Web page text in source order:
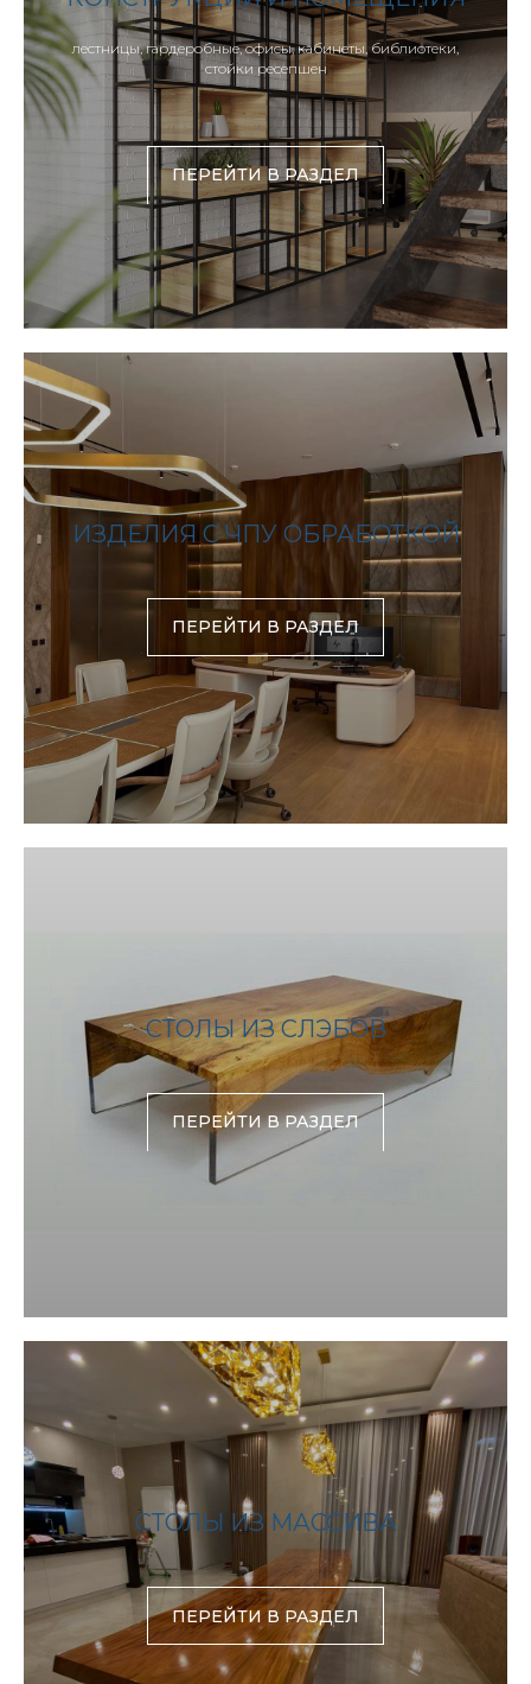
лестницы, гардеробные, офисы, кабинеты, библиотеки,
стойки ресепшен
ПЕРЕЙТИ В РАЗДЕЛ
ИЗДЕЛИЯ С ЧПУ ОБРАБОТКОЙ
ПЕРЕЙТИ В РАЗДЕЛ
СТОЛЫ ИЗ СЛЭБОВ
ПЕРЕЙТИ В РАЗДЕЛ
СТОЛЫ ИЗ МАССИВА
ПЕРЕЙТИ В РАЗДЕЛ